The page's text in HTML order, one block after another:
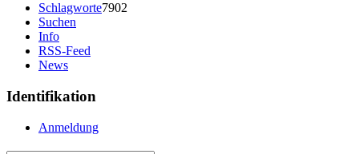
Schlagworte7902
Suchen
Info
RSS-Feed
News
Identifikation
Anmeldung